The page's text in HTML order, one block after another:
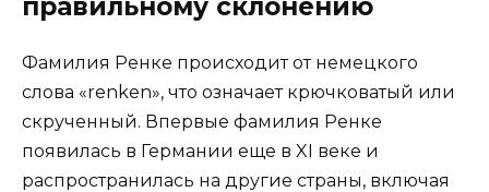
правильному склонению
Фамилия Ренке происходит от немецкого
слова «renken», что означает крючковатый или
скрученный. Впервые фамилия Ренке
появилась в Германии еще в XI веке и
распространилась на другие страны, включая